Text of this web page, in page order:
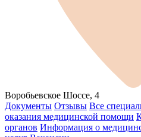
Воробьевское Шоссе, 4
Документы Отзывы Все
оказания медицинской помощи
органов Информация о